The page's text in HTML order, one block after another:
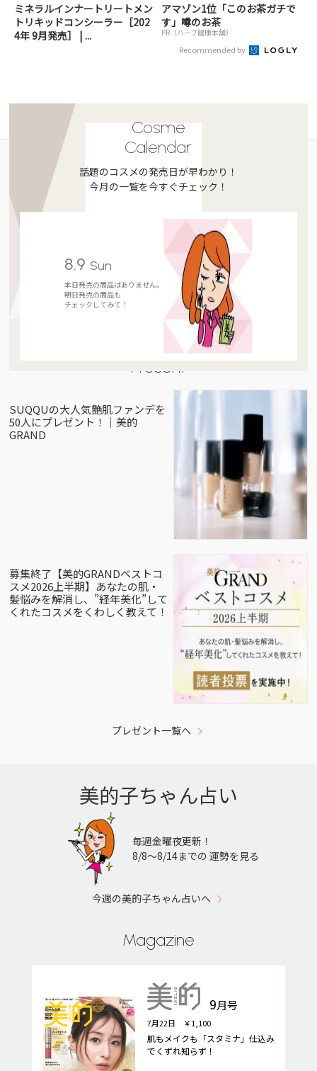
ミネラルインナートリートメン
トリキッドコンシーラー［202
4年 9月発売］ | ...
アマゾン1位「このお茶ガチで
す」噂のお茶
PR（ハーブ健康本舗）
Recommended by
Cosme
Calendar
話題のコスメの発売日が早わかり！
今月の一覧を今すぐチェック！
8.9 Sun
本日発売の商品はありません。
明日発売の商品も
チェックしてみて！
Present
SUQQUの大人気艶肌ファンデを
50人にプレゼント！｜美的
GRAND
募集終了【美的GRANDベストコ
スメ2026上半期】あなたの肌・
髪悩みを解消し、”経年美化”して
くれたコスメをくわしく教えて！
プレゼント一覧へ
美的子ちゃん占い
毎週金曜夜更新！
8/8〜8/14までの 運勢を見る
今週の美的子ちゃん占いへ
Magazine
9月号
7月22日 ￥1,100
肌もメイクも「スタミナ」仕込み
でくずれ知らず！